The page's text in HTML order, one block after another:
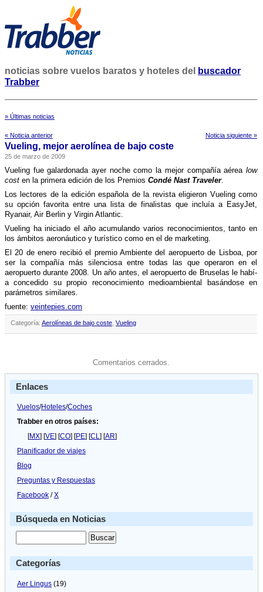
noticias sobre vuelos baratos y hoteles del
buscador
Trabber
» Últimas noticias
« Noticia anterior Noticia siguiente »
Vueling, mejor aerolí­nea de bajo coste
25 de marzo de 2009
Vueling fue galardonada ayer noche como la mejor compañí­a aérea low
cost en la primera edición de los Premios Condé Nast Traveler.
Los lectores de la edición española de la revista eligieron Vueling como
su opción favorita entre una lista de finalistas que incluí­a a EasyJet,
Ryanair, Air Berlin y Virgin Atlantic.
Vueling ha iniciado el año acumulando varios reconocimientos, tanto en
los ámbitos aeronáutico y turí­stico como en el de marketing.
El 20 de enero recibió el premio Ambiente del aeropuerto de Lisboa, por
ser la compañí­a más silenciosa entre todas las que operaron en el
aeropuerto durante 2008. Un año antes, el aeropuerto de Bruselas le habí­
a concedido su propio reconocimiento medioambiental basándose en
parámetros similares.
fuente: veintepies.com
Categoría: Aerolíneas de bajo coste Vueling
Comentarios cerrados.
Enlaces
Vuelos/Hoteles/Coches
Trabber en otros países:
[MX] [VE] [CO] [PE] [CL] [AR]
Planificador de viajes
Blog
Preguntas y Respuestas
Facebook /X
Búsqueda en Noticias
Categorías
Aer Lingus (19)